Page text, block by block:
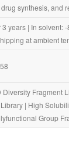
synthesis, and
3 years | In solvent:
at ambient
Fragment
| High
Group